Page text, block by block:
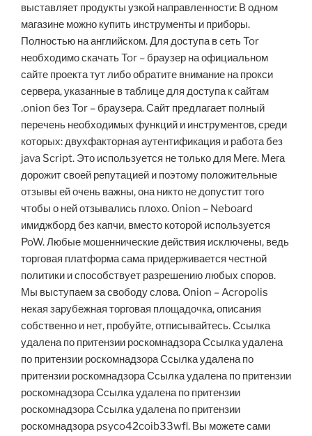
выставляет продукты узкой направленности: В одном
магазине можно купить инструменты и приборы.
Полностью на английском. Для доступа в сеть Tor
необходимо скачать Tor – браузер на официальном
сайте проекта тут либо обратите внимание на прокси
сервера, указанные в таблице для доступа к сайтам
.onion без Tor – браузера. Сайт предлагает полный
перечень необходимых функций и инструментов, среди
которых: двухфакторная аутентификация и работа без
java Script. Это используется не только для Меге. Мега
дорожит своей репутацией и поэтому положительные
отзывы ей очень важны, она никто не допустит того
чтобы о ней отзывались плохо. Onion – Neboard
имиджборд без капчи, вместо которой используется
PoW. Любые мошеннические действия исключены, ведь
торговая платформа сама придерживается честной
политики и способствует разрешению любых споров.
Мы выступаем за свободу слова. Onion – Acropolis
некая зарубежная торговая площадочка, описания
собственно и нет, пробуйте, отписывайтесь. Ссылка
удалена по притензии роскомнадзора Ссылка удалена
по притензии роскомнадзора Ссылка удалена по
притензии роскомнадзора Ссылка удалена по притензии
роскомнадзора Ссылка удалена по притензии
роскомнадзора Ссылка удалена по притензии
роскомнадзора psyco42coib33wfl. Вы можете сами